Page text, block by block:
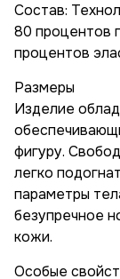
Состав:
80 процентов
процентов
Размеры
Изделие
фигуру.
легко
параметры
безупречное
кожи.
Особые